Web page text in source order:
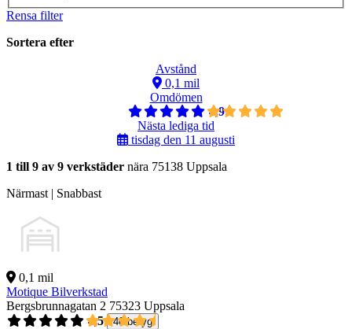
Rensa filter
Sortera efter
Avstånd
0,1 mil
Omdömen
4,9
Nästa lediga tid
tisdag den 11 augusti
1 till 9 av 9 verkstäder nära 75138 Uppsala
Närmast | Snabbast
0,1 mil
Motique Bilverkstad
Bergsbrunnagatan 2 75323 Uppsala
4,5
40 betyg